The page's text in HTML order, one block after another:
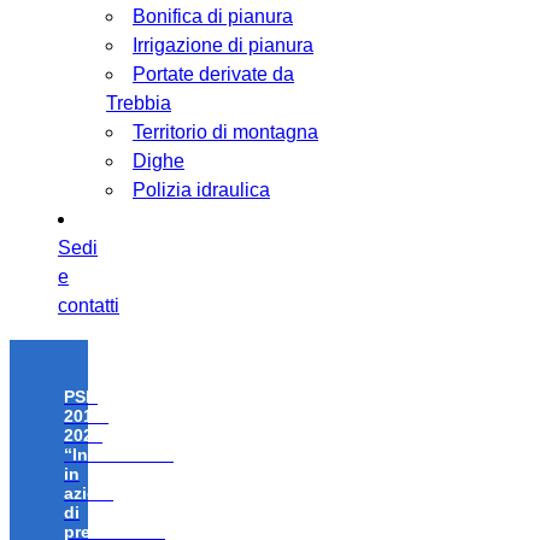
Bonifica di pianura
Irrigazione di pianura
Portate derivate da
Trebbia
Territorio di montagna
Dighe
Polizia idraulica
Sedi
e
contatti
PSR
2014-
2020
“Investimenti
in
azioni
di
prevenzione